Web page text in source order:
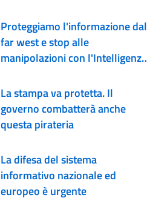
Proteggiamo l'informazione dal
far west e stop alle
manipolazioni con l'Intelligenza
La stampa va protetta. Il
governo combatterà anche
questa pirateria
La difesa del sistema
informativo nazionale ed
europeo è urgente